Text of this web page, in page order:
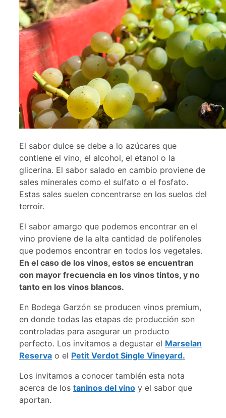
El sabor dulce se debe a lo azúcares que
contiene el vino, el alcohol, el etanol o la
glicerina. El sabor salado en cambio proviene de
sales minerales como el sulfato o el fosfato.
Estas sales suelen concentrarse en los suelos del
terroir.
El sabor amargo que podemos encontrar en el
vino proviene de la alta cantidad de polifenoles
que podemos encontrar en todos los vegetales.
En el caso de los vinos, estos se encuentran
con mayor frecuencia en los vinos tintos, y no
tanto en los vinos blancos.
En Bodega Garzón se producen vinos premium,
en donde todas las etapas de producción son
controladas para asegurar un producto
perfecto. Los invitamos a degustar el Marselan
Reserva o el Petit Verdot Single Vineyard.
Los invitamos a conocer también esta nota
acerca de los taninos del vino y el sabor que
aportan.